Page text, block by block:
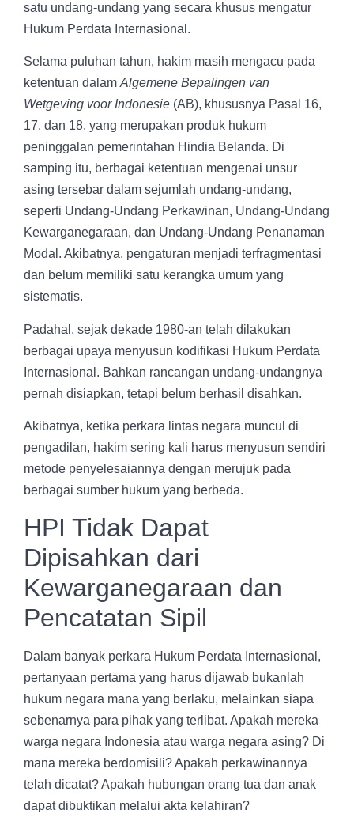
satu undang-undang yang secara khusus mengatur
Hukum Perdata Internasional.
Selama puluhan tahun, hakim masih mengacu pada
ketentuan dalamAlgemene Bepalingen van
Wetgeving voor Indonesie (AB), khususnya Pasal 16,
17, dan 18, yang merupakan produk hukum
peninggalan pemerintahan Hindia Belanda. Di
samping itu, berbagai ketentuan mengenai unsur
asing tersebar dalam sejumlah undang-undang,
seperti Undang-Undang Perkawinan, Undang-Undang
Kewarganegaraan, dan Undang-Undang Penanaman
Modal. Akibatnya, pengaturan menjadi terfragmentasi
dan belum memiliki satu kerangka umum yang
sistematis.
Padahal, sejak dekade 1980-an telah dilakukan
berbagai upaya menyusun kodifikasi Hukum Perdata
Internasional. Bahkan rancangan undang-undangnya
pernah disiapkan, tetapi belum berhasil disahkan.
Akibatnya, ketika perkara lintas negara muncul di
pengadilan, hakim sering kali harus menyusun sendiri
metode penyelesaiannya dengan merujuk pada
berbagai sumber hukum yang berbeda.
HPI Tidak Dapat
Dipisahkan dari
Kewarganegaraan dan
Pencatatan Sipil
Dalam banyak perkara Hukum Perdata Internasional,
pertanyaan pertama yang harus dijawab bukanlah
hukum negara mana yang berlaku, melainkan siapa
sebenarnya para pihak yang terlibat. Apakah mereka
warga negara Indonesia atau warga negara asing? Di
mana mereka berdomisili? Apakah perkawinannya
telah dicatat? Apakah hubungan orang tua dan anak
dapat dibuktikan melalui akta kelahiran?